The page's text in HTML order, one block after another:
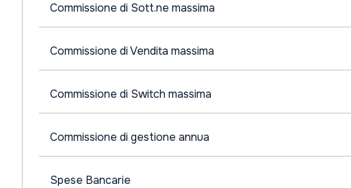
Commissione di Sott.ne massima
Commissione di Vendita massima
Commissione di Switch massima
Commissione di gestione annua
Spese Bancarie